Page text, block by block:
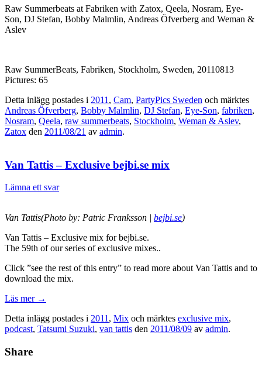
Raw Summerbeats at Fabriken with Zatox, Qeela, Nosram, Eye-
Son, DJ Stefan, Bobby Malmlin, Andreas Öfverberg and Weman &
Aslev
Raw SummerBeats, Fabriken, Stockholm, Sweden, 20110813
Pictures: 65
Detta inlägg postades i 2011 , Cam, PartyPics Sweden och märktes
Andreas Öfverberg, Bobby Malmlin, DJ Stefan, Eye-Son, fabriken,
Nosram, Qeela, raw summerbeats, Stockholm, Weman & Aslev,
Zatox den 2011/08/21 av admin.
Van Tattis – Exclusive bejbi.se mix
Lämna ett svar
Van Tattis(Photo by: Patric Franksson | bejbi.se)
Van Tattis – Exclusive mix for bejbi.se.
The 59th of our series of exclusive mixes..
Click ”see the rest of this entry” to read more about Van Tattis and to
download the mix.
Läs mer →
Detta inlägg postades i 2011 , Mix och märktes exclusive mix,
podcast, Tatsumi Suzuki, van tattis den 2011/08/09 av admin.
Share